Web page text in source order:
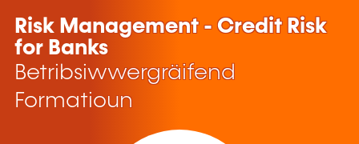
Risk Management - Credit Risk
for Banks
Betribsiwwergräifend
Formatioun